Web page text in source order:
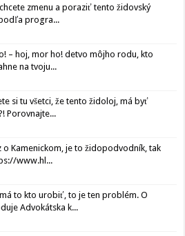
zmenu a poraziť tento židovský
progra...
– hoj, mor ho! detvo môjho rodu, kto
na tvoju...
si tu všetci, že tento židoloj, má byť
Porovnajte...
o Kamenickom, je to židopodvodník, tak
www.hl...
to kto urobiť, to je ten problém. O
Advokátska k...